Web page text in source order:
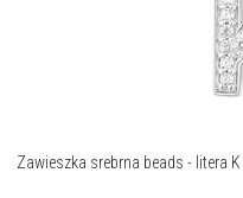
Zawieszka srebrna beads - litera K